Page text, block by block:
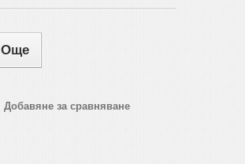
Още
Добавяне за сравняване